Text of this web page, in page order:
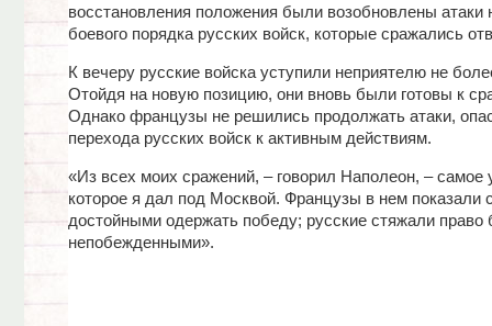
восстановления положения были возобновлены атаки
боевого порядка русских войск, которые сражались
К вечеру русские войска уступили неприятелю не
Отойдя на новую позицию, они вновь были готовы к
Однако французы не решились продолжать атаки,
перехода русских войск к активным действиям.
«Из всех моих сражений, – говорил Наполеон, – самое
которое я дал под Москвой. Французы в нем показали
достойными одержать победу; русские стяжали право
непобежденными».